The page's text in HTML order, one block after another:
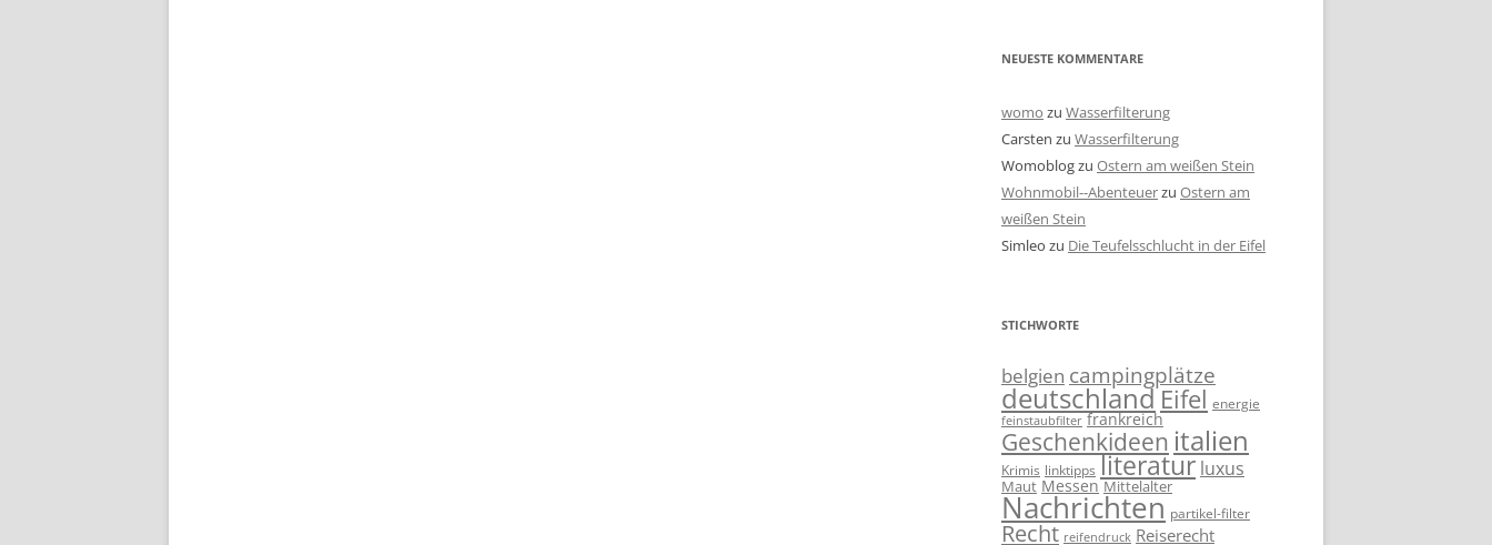
NEUESTE KOMMENTARE
womo zu Wasserfilterung
Carsten zu Wasserfilterung
Womoblogzu Ostern am weißen Stein
Wohnmobil--Abenteuerzu Ostern am
weißen Stein
Simleo zu Die Teufelsschlucht in der Eifel
STICHWORTE
belgien campingplätze
deutschland Eifel energie
feinstaubfilter frankreich
Geschenkideen italien
Krimis linktipps literatur luxus
Maut Messen Mittelalter
Nachrichten partikel-filter
Recht reifendruck Reiserecht